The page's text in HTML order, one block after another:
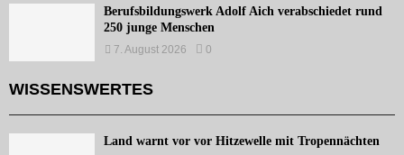
Berufsbildungswerk Adolf Aich verabschiedet rund
250 junge Menschen
7. August 2026 0
WISSENSWERTES
Land warnt vor vor Hitzewelle mit Tropennächten